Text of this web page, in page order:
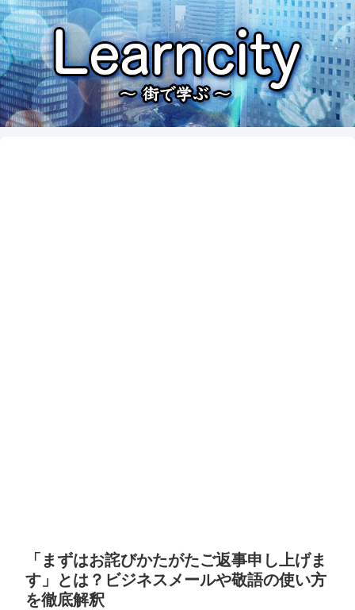
「まずはお詫びかたがたご返事申し上げま
す」とは？ビジネスメールや敬語の使い方
を徹底解釈